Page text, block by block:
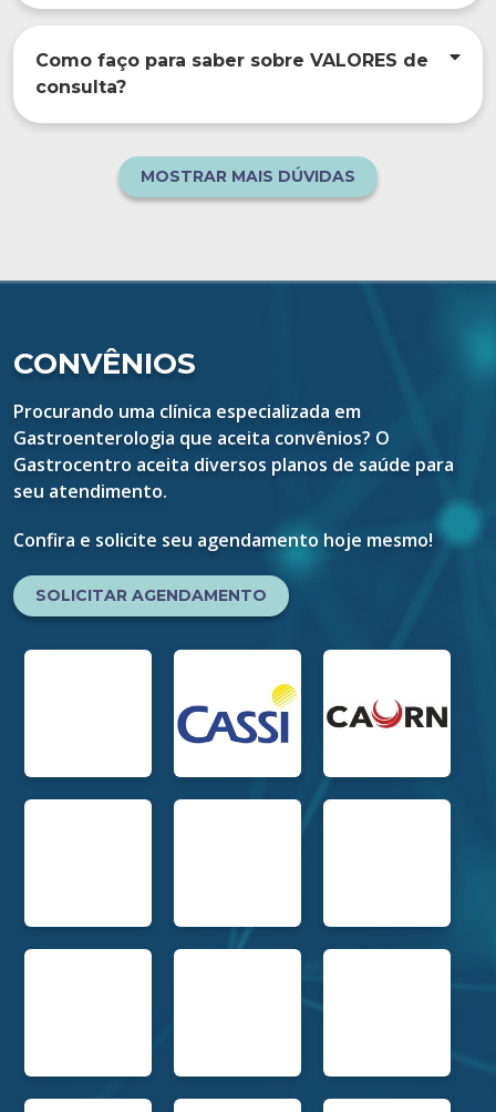
Como faço para saber sobre VALORES de
consulta?
MOSTRAR MAIS DÚVIDAS
CONVÊNIOS
Procurando uma clínica especializada em
Gastroenterologia que aceita convênios? O
Gastrocentro aceita diversos planos de saúde para
seu atendimento.
Confira e solicite seu agendamento hoje mesmo!
SOLICITAR AGENDAMENTO